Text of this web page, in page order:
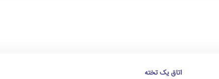
اتاق یک تخته